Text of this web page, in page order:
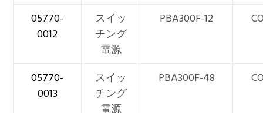
05770-
0012
スイッ
チング
電源
PBA300F-12
05770-
0013
スイッ
チング
電源
PBA300F-48